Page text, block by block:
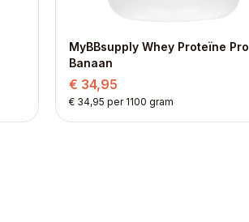
MyBBsupply Whey Proteïne Pro
Banaan
€ 34,95
€ 34,95 per 1100 gram